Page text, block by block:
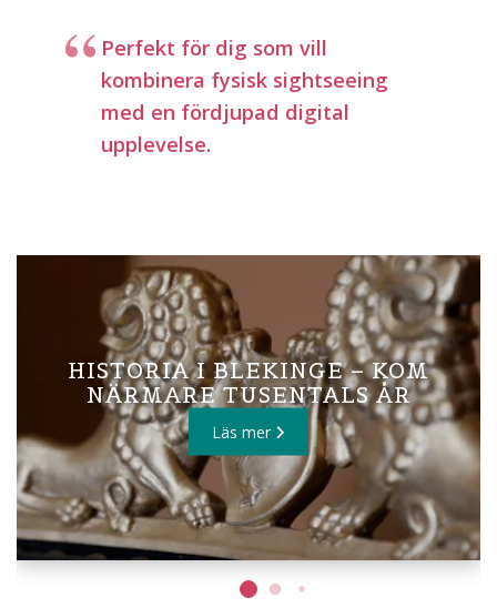
Perfekt för dig som vill
kombinera fysisk sightseeing
med en fördjupad digital
upplevelse.
HISTORIA I BLEKINGE – KOM
NÄRMARE TUSENTALS ÅR
Läs mer